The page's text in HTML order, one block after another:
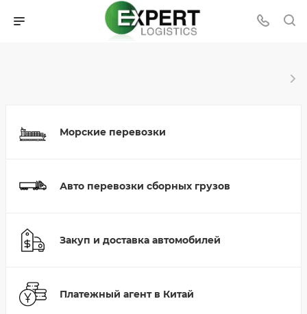
Морские перевозки
Авто перевозки сборных грузов
Закуп и доставка автомобилей
Платежный агент в Китай